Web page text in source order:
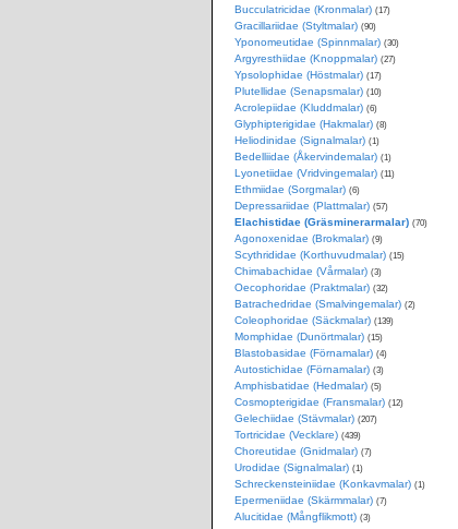
Bucculatricidae (Kronmalar) (17)
Gracillariidae (Styltmalar) (90)
Yponomeutidae (Spinnmalar) (30)
Argyresthiidae (Knoppmalar) (27)
Ypsolophidae (Höstmalar) (17)
Plutellidae (Senapsmalar) (10)
Acrolepiidae (Kluddmalar) (6)
Glyphipterigidae (Hakmalar) (8)
Heliodinidae (Signalmalar) (1)
Bedelliidae (Åkervindemalar) (1)
Lyonetiidae (Vridvingemalar) (11)
Ethmiidae (Sorgmalar) (6)
Depressariidae (Plattmalar) (57)
Elachistidae (Gräsminerarmalar) (70)
Agonoxenidae (Brokmalar) (9)
Scythrididae (Korthuvudmalar) (15)
Chimabachidae (Vårmalar) (3)
Oecophoridae (Praktmalar) (32)
Batrachedridae (Smalvingemalar) (2)
Coleophoridae (Säckmalar) (139)
Momphidae (Dunörtmalar) (15)
Blastobasidae (Förnamalar) (4)
Autostichidae (Förnamalar) (3)
Amphisbatidae (Hedmalar) (5)
Cosmopterigidae (Fransmalar) (12)
Gelechiidae (Stävmalar) (207)
Tortricidae (Vecklare) (439)
Choreutidae (Gnidmalar) (7)
Urodidae (Signalmalar) (1)
Schreckensteiniidae (Konkavmalar) (1)
Epermeniidae (Skärmmalar) (7)
Alucitidae (Mångflikmott) (3)